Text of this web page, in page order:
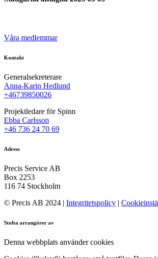
Våra medlemmar
Kontakt
Generalsekreterare
Anna-Karin Hedlund
+46739850026
Projektledare för Spinn
Ebba Carlsson
+46 736 24 70 69
Adress
Precis Service AB
Box 2253
116 74 Stockholm
© Precis AB 2024 | Integritetspolicy |
Stolta arrangörer av
Denna webbplats använder cookies